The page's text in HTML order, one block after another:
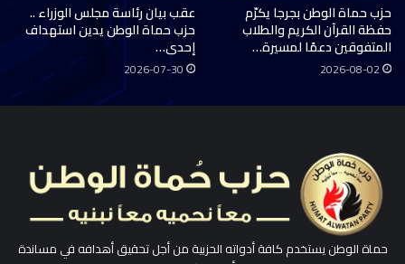
حزب حماة الوطن بجرجا يكرّم
حفظة القرآن الكريم والطلاب
المتفوقين دعمًا لمسيرة…
2026-08-02
عقب بيان رئاسة مجلس الوزراء ..
حزب حماة الوطن يدين استهداف
إحدى…
2026-07-30
حماة الوطن يستخدم كافة أدواته الحزبية من أجل تحقيق أهدافه في مساندة